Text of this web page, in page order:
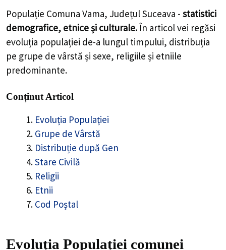
Populație Comuna Vama, Județul Suceava - statistici
demografice, etnice și culturale.În articol vei regăsi
evoluția populației de-a lungul timpului, distribuția
pe grupe de vârstă și sexe, religiile și etniile
predominante.
Conținut Articol
Evoluția Populației
Grupe de Vârstă
Distribuție după Gen
Stare Civilă
Religii
Etnii
Cod Poștal
Evoluția Populației comunei